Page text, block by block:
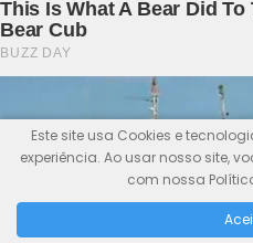
Este site usa Cookies e
experiência. Ao usar nosso site,
com nossa